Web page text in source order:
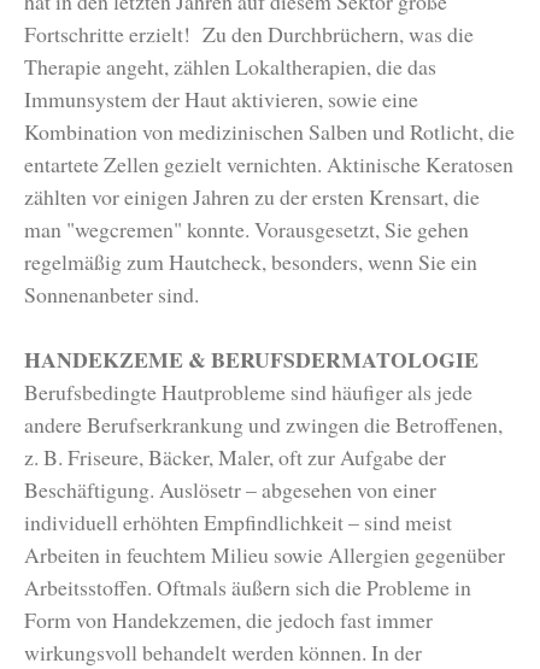
Fortschritte erzielt! Zu den Durchbrüchern, was die
Therapie angeht, zählen Lokaltherapien, die das
Immunsystem der Haut aktivieren, sowie eine
Kombination von medizinischen Salben und Rotlicht, die
entartete Zellen gezielt vernichten. Aktinische Keratosen
zählten vor einigen Jahren zu der ersten Krensart, die
man "wegcremen" konnte. Vorausgesetzt, Sie gehen
regelmäßig zum Hautcheck, besonders, wenn Sie ein
Sonnenanbeter sind.
HANDEKZEME & BERUFSDERMATOLOGIE
Berufsbedingte Hautprobleme sind häufiger als jede
andere Berufserkrankung und zwingen die Betroffenen,
z. B. Friseure, Bäcker, Maler, oft zur Aufgabe der
Beschäftigung. Auslösetr – abgesehen von einer
individuell erhöhten Empfindlichkeit – sind meist
Arbeiten in feuchtem Milieu sowie Allergien gegenüber
Arbeitsstoffen. Oftmals äußern sich die Probleme in
Form von Handekzemen, die jedoch fast immer
wirkungsvoll behandelt werden können. In der